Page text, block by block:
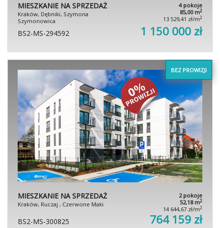
MIESZKANIE NA SPRZEDAŻ
Kraków, Dębniki, Szymona
Szymonowica
4 pokoje
85,00 m2
13 529,41 zł/m2
BS2-MS-294592 1 150 000 zł
BEZ PROWIZJI
MIESZKANIE NA SPRZEDAŻ
Kraków, Ruczaj , Czerwone Maki
2 pokoje
52,18 m2
14 644,67 zł/m2
BS2-MS-300825 764 159 zł